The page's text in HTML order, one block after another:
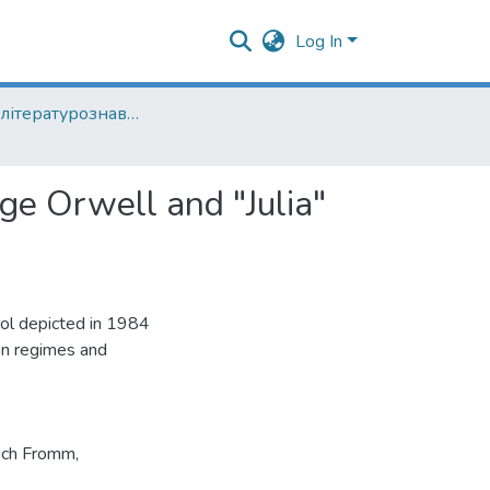
Log In
Кафедра літературознавства
Orwell and "Julia"
depicted in 1984
regimes and
Fromm,